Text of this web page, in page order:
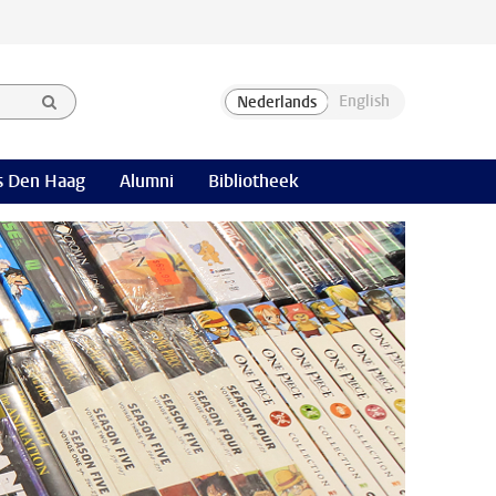
Den Haag Alumni Bibliotheek